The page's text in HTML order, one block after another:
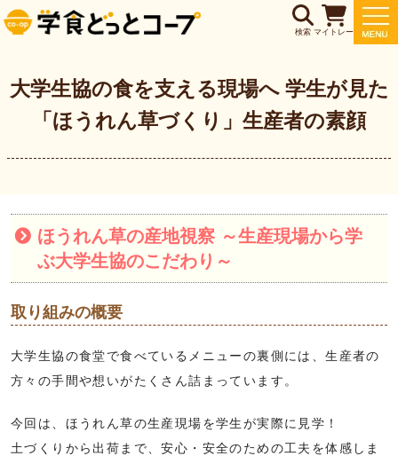
検索 マイトレー
大学生協の食を支える現場へ 学生が見た
「ほうれん草づくり」生産者の素顔
ほうれん草の産地視察 ～生産現場から学
ぶ大学生協のこだわり～
取り組みの概要
大学生協の食堂で食べているメニューの裏側には、生産者の
方々の手間や想いがたくさん詰まっています。
今回は、ほうれん草の生産現場を学生が実際に見学！
土づくりから出荷まで、安心・安全のための工夫を体感しま